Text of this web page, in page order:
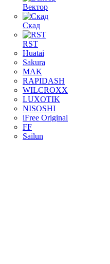
Вектор
Скад
RST
Huatai
Sakura
MAK
RAPIDASH
WILCROXX
LUXOTIK
NISOSHI
iFree Original
FF
Sailun